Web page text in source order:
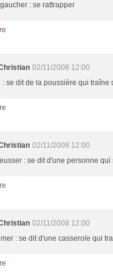
: se rattrapper
02/11/2008 12:00
: se dit de la poussière qui
02/11/2008 12:00
: se dit d'une personne
02/11/2008 12:00
: se dit d'une casserole qui